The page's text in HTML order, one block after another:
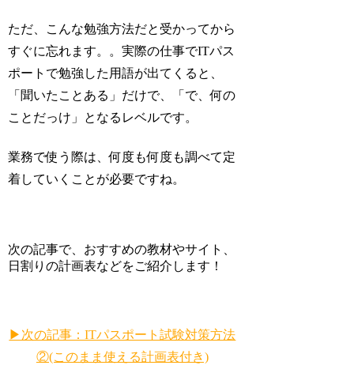
ただ、こんな勉強方法だと受かってから
すぐに忘れます。。実際の仕事でITパス
ポートで勉強した用語が出てくると、
「聞いたことある」だけで、「で、何の
ことだっけ」となるレベルです。
業務で使う際は、何度も何度も調べて定
着していくことが必要ですね。
次の記事で、おすすめの教材やサイト、
日割りの計画表などをご紹介します！
▶次の記事：ITパスポート試験対策方法
②(このまま使える計画表付き)